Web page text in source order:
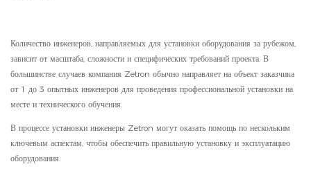
Количество инженеров, направляемых для установки оборудования за рубежом,
зависит от масштаба, сложности и специфических требований проекта. В
большинстве случаев компания Zetron обычно направляет на объект заказчика
от 1 до 3 опытных инженеров для проведения профессиональной установки на
месте и технического обучения.
В процессе установки инженеры Zetron могут оказать помощь по нескольким
ключевым аспектам, чтобы обеспечить правильную установку и эксплуатацию
оборудования.